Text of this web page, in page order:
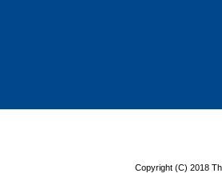
Copyright (C) 2018